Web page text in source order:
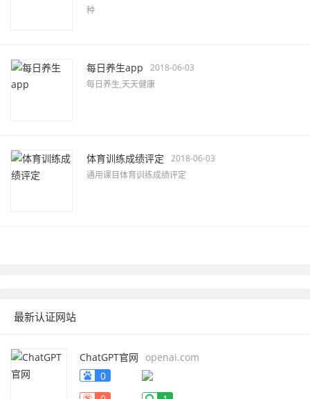
种
每日养生app
2018-06-03
每日养生,天天健康
体育训练成绩评定
2018-06-03
通用课目体育训练成绩评定
最新认证网站
ChatGPT官网
openai.com
0